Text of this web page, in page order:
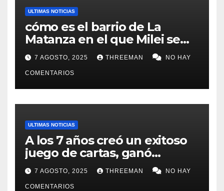
ULTIMAS NOTICIAS
cómo es el barrio de La
Matanza en el que Milei se
sacó la foto de lanzamiento
de campaña en provincia de
Buenos Aires
7 AGOSTO, 2025 THREEMAN NO HAY
COMENTARIOS
ULTIMAS NOTICIAS
A los 7 años creó un exitoso
juego de cartas, ganó
millones y ahora vendió la
idea para cumplir su sueño
7 AGOSTO, 2025 THREEMAN NO HAY
COMENTARIOS